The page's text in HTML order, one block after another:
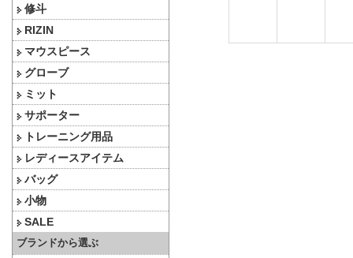
修斗
RIZIN
マウスピース
グローブ
ミット
サポーター
トレーニング用品
レディースアイテム
バッグ
小物
SALE
ブランドから選ぶ